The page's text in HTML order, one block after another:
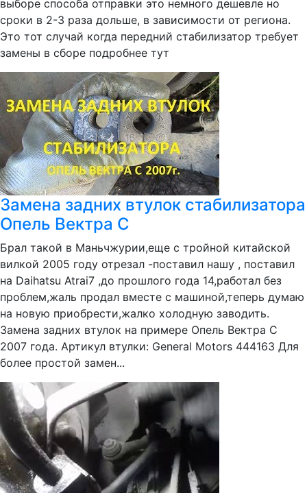
выборе способа отправки это немного дешевле но
сроки в 2-3 раза дольше, в зависимости от региона.
Это тот случай когда передний стабилизатор требует
замены в сборе подробнее тут
Замена задних втулок стабилизатора
Опель Вектра С
Брал такой в Маньчжурии,еще с тройной китайской
вилкой 2005 году отрезал -поставил нашу , поставил
на Daihatsu Atrai7 ,до прошлого года 14,работал без
проблем,жаль продал вместе с машиной,теперь думаю
на новую приобрести,жалко холодную заводить.
Замена задних втулок на примере Опель Вектра С
2007 года. Артикул втулки: General Motors 444163 Для
более простой замен...